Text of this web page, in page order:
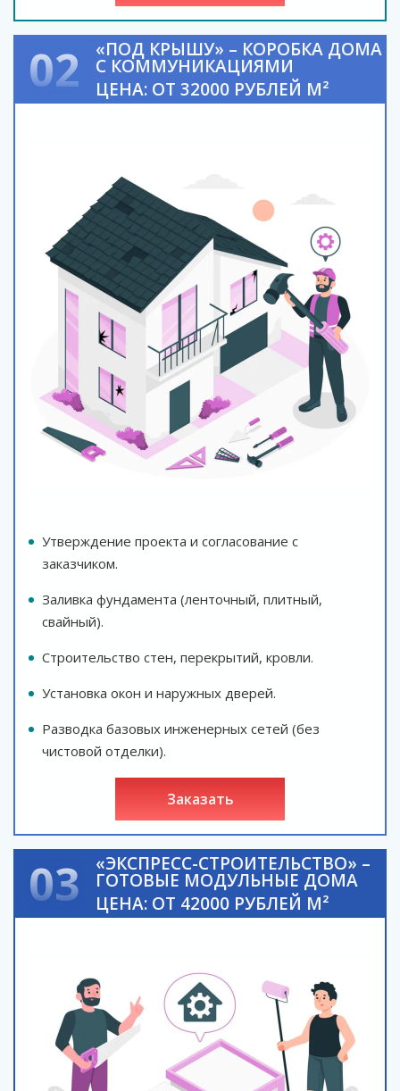
02 «ПОД КРЫШУ» – КОРОБКА ДОМА
С КОММУНИКАЦИЯМИ
ЦЕНА: ОТ 32000 РУБЛЕЙ М²
Утверждение проекта и согласование с
заказчиком.
Заливка фундамента (ленточный, плитный,
свайный).
Строительство стен, перекрытий, кровли.
Установка окон и наружных дверей.
Разводка базовых инженерных сетей (без
чистовой отделки).
заказать
03 «ЭКСПРЕСС-СТРОИТЕЛЬСТВО» –
ГОТОВЫЕ МОДУЛЬНЫЕ ДОМА
ЦЕНА: ОТ 42000 РУБЛЕЙ М²